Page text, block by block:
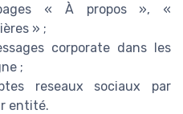
« À propos », «
» ;
corporate dans les
;
reseaux sociaux par
entité.